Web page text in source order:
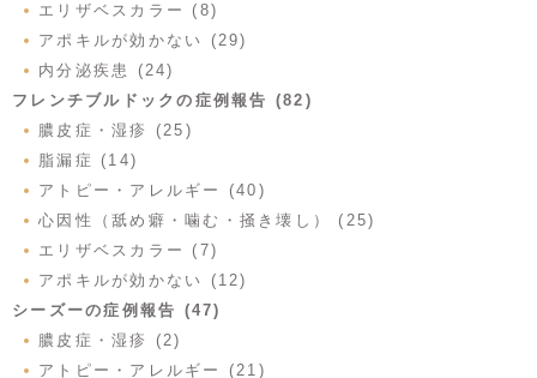
エリザベスカラー (8)
アポキルが効かない (29)
内分泌疾患 (24)
フレンチブルドックの症例報告 (82)
膿皮症・湿疹 (25)
脂漏症 (14)
アトピー・アレルギー (40)
心因性（舐め癖・噛む・掻き壊し） (25)
エリザベスカラー (7)
アポキルが効かない (12)
シーズーの症例報告 (47)
膿皮症・湿疹 (2)
アトピー・アレルギー (21)